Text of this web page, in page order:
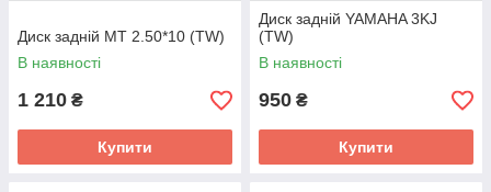
Диск задній MT 2.50*10 (TW)
В наявності
1 210 ₴
Купити
Диск задній YAMAHA 3KJ
(TW)
В наявності
950 ₴
Купити